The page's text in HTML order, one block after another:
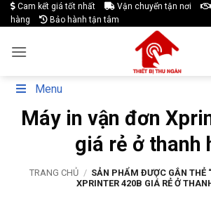
Skip
to
Cam kết giá tốt nhất Vận chuyển tận nơi
hàng
Bảo hành tận tâm
Menu
Máy in vận đơn
giá rẻ ở thanh
TRANG CHỦ / SẢN PHẨM ĐƯỢC GẮN THẺ
XPRINTER 420B GIÁ RẺ Ở